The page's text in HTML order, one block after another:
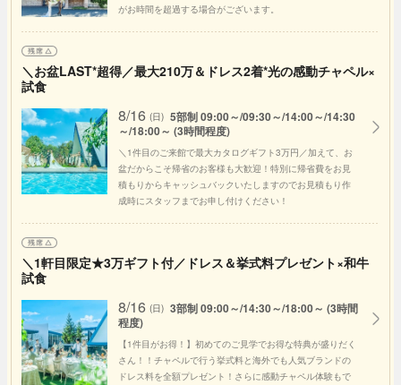
がお時間を超過する場合がございます。
＼お盆LAST*超得／最大210万＆ドレス2着*光の感動チャペル×
試食
8/16 (日) 5部制 09:00～/09:30～/14:00～/14:30
～/18:00～ (3時間程度)
＼1件目のご来館で最大カタログギフト3万円／加えて、お
盆だからこそ帰省のお客様も大歓迎！特別に帰省費をお見
積もりからキャッシュバックいたしますのでお見積もり作
成時にスタッフまでお申し付けください！
＼1軒目限定★3万ギフト付／ドレス＆挙式料プレゼント×和牛
試食
8/16 (日) 3部制 09:00～/14:30～/18:00～ (3時間
程度)
【1件目がお得！】初めてのご見学でお得な特典が盛りだく
さん！！チャペルで行う挙式料と海外でも人気ブランドの
ドレス料を全額プレゼント！さらに感動チャペル体験もで